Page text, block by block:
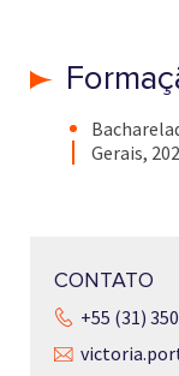
Gerais,
CONTATO
+55 (31)